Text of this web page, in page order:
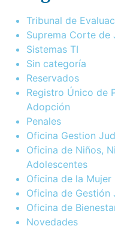
Tribunal de
Suprema Corte de
Sistemas TI
Sin categoría
Reservados
Registro Único de
Adopción
Penales
Oficina Gestion
Oficina de Niños,
Adolescentes
Oficina de la Mujer
Oficina de Gestión
Oficina de
Novedades